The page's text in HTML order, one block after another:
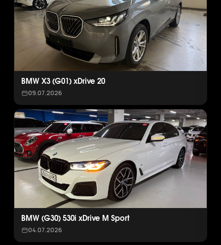
BMW X3 (G01) xDrive 20
09.07.2026
BMW (G30) 530i xDrive M Sport
04.07.2026